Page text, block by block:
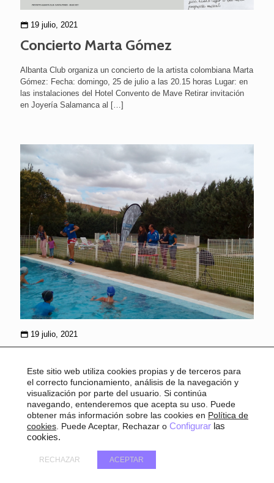
19 julio, 2021
Concierto Marta Gómez
Albanta Club organiza un concierto de la artista colombiana Marta
Gómez: Fecha: domingo, 25 de julio a las 20.15 horas Lugar: en
las instalaciones del Hotel Convento de Mave Retirar invitación
en Joyería Salamanca al […]
19 julio, 2021
Ganas de Deporte con Diputación
de Palencia
La Diputación de Palencia pone en marcha desde este lunes 19
de julio, su programación Ganas de Deporte que llegará a 70
localidades palentinas. Una programación compuesta por tres
modalidades, “Muévete en las piscinas”, “Acércate
Este sitio web utiliza cookies propias y de terceros para
el correcto funcionamiento, análisis de la navegación y
visualización por parte del usuario. Si continúa
navegando, entenderemos que acepta su uso. Puede
obtener más información sobre las cookies en Política de
cookies . Puede Aceptar, Rechazar o Configurar las
cookies.
ACEPTAR
RECHAZAR